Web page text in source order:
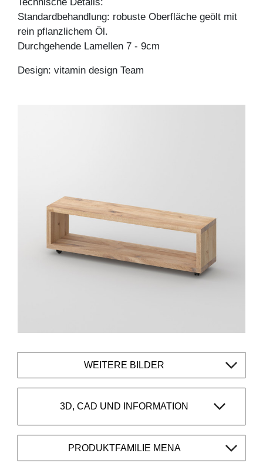
Technische Details:
Standardbehandlung: robuste Oberfläche geölt mit
rein pflanzlichem Öl.
Durchgehende Lamellen 7 - 9cm
Design: vitamin design Team
WEITERE BILDER
3D, CAD UND INFORMATION
PRODUKTFAMILIE MENA